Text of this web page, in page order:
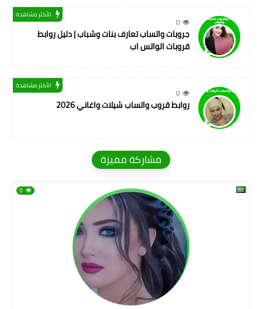
0
الأكثر مشاهدة
جروبات واتساب تعارف بنات وشباب | دليل روابط
قروبات الواتس اب
0
الأكثر مشاهدة
روابط قروب واتساب شيلات واغاني 2026
مشاركة مميزة
0